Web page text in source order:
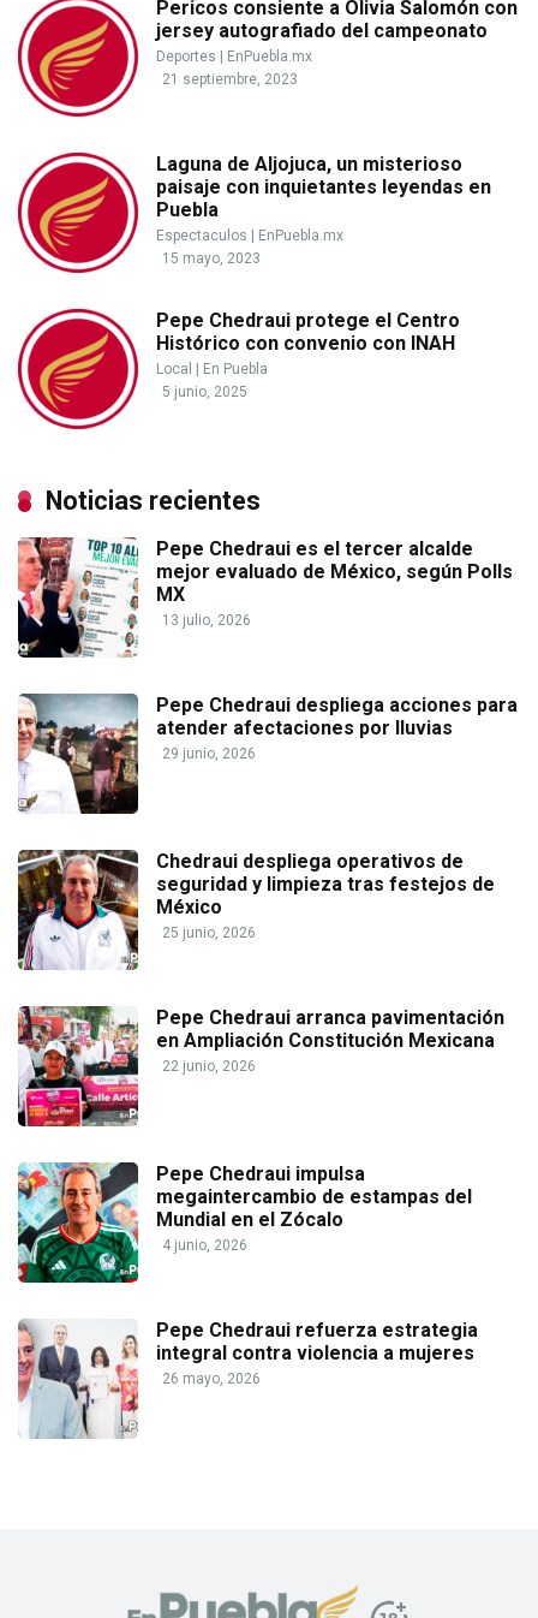
Pericos consiente a Olivia Salomón con
jersey autografiado del campeonato
Deportes | EnPuebla.mx
21 septiembre, 2023
Laguna de Aljojuca, un misterioso
paisaje con inquietantes leyendas en
Puebla
Espectaculos | EnPuebla.mx
15 mayo, 2023
Pepe Chedraui protege el Centro
Histórico con convenio con INAH
Local | En Puebla
5 junio, 2025
Noticias recientes
Pepe Chedraui es el tercer alcalde
mejor evaluado de México, según Polls
MX
13 julio, 2026
Pepe Chedraui despliega acciones para
atender afectaciones por lluvias
29 junio, 2026
Chedraui despliega operativos de
seguridad y limpieza tras festejos de
México
25 junio, 2026
Pepe Chedraui arranca pavimentación
en Ampliación Constitución Mexicana
22 junio, 2026
Pepe Chedraui impulsa
megaintercambio de estampas del
Mundial en el Zócalo
4 junio, 2026
Pepe Chedraui refuerza estrategia
integral contra violencia a mujeres
26 mayo, 2026